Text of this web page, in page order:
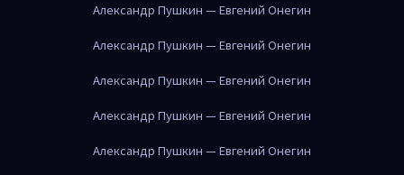
Александр Пушкин — Евгений Онегин
Александр Пушкин — Евгений Онегин
Александр Пушкин — Евгений Онегин
Александр Пушкин — Евгений Онегин
Александр Пушкин — Евгений Онегин